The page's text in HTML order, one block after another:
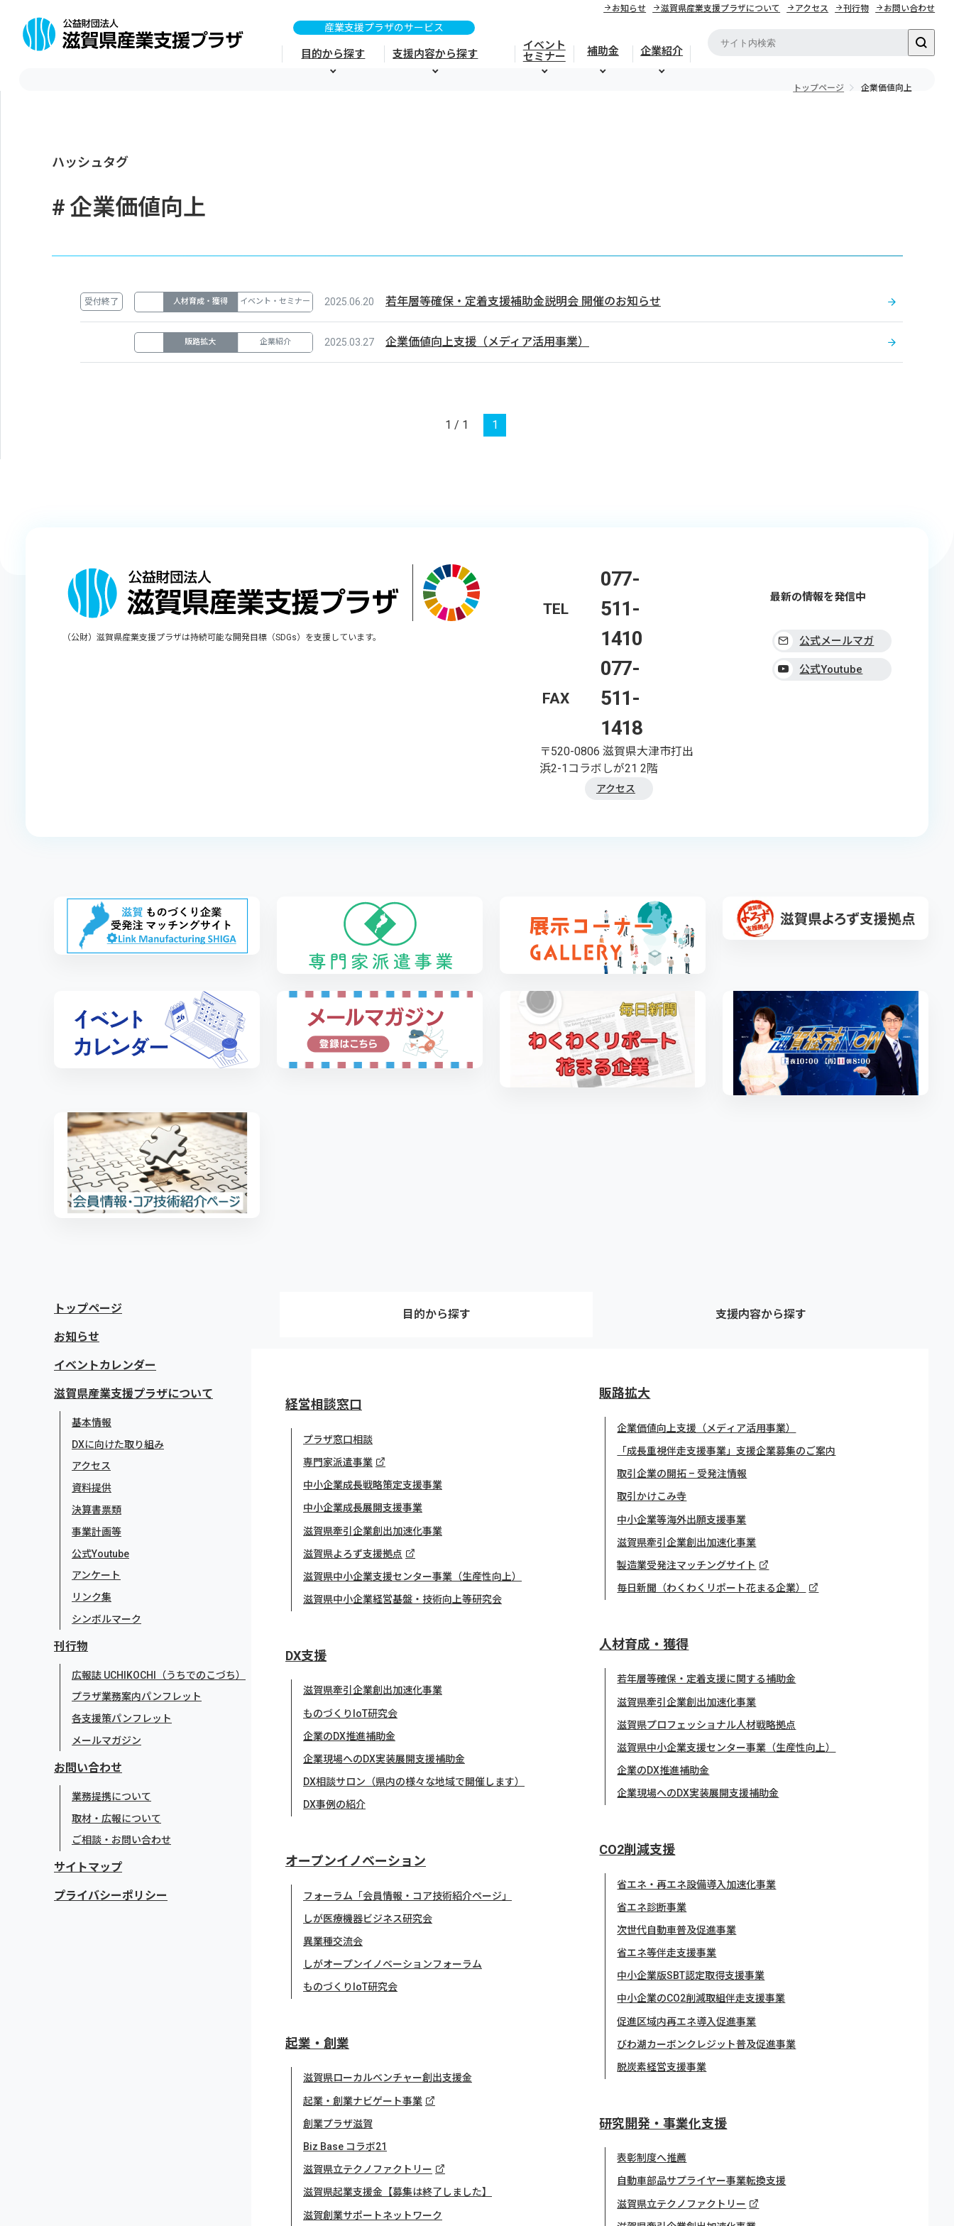
目的から探す 支援内容から探す
イベント
セミナー
補助金 企業紹介
お知らせ 滋賀県産業支援プラザについて アクセス 刊行物 お問い合わせ
トップページ 企業価値向上
ハッシュタグ
企業価値向上
受付終了 人材育成・獲得 イベント・セミナー 2025.06.20 若年層等確保・定着支援補助金説明会 開催のお知らせ
販路拡大 企業紹介 2025.03.27 企業価値向上支援（メディア活用事業）
1 / 1 1
（公財）滋賀県産業支援プラザは持続可能な開発目標（SDGs）を支援しています。
TEL
077-
511-
1410
FAX
077-
511-
1418
〒520-0806 滋賀県大津市打出
浜2-1コラボしが21 2階
アクセス
最新の情報を発信中
公式メールマガ
ジン
公式Youtube
トップページ
お知らせ
イベントカレンダー
滋賀県産業支援プラザについて
基本情報
DXに向けた取り組み
アクセス
資料提供
決算書票類
事業計画等
公式Youtube
アンケート
リンク集
シンボルマーク
刊行物
広報誌 UCHIKOCHI（うちでのこづち）
プラザ業務案内パンフレット
各支援策パンフレット
メールマガジン
お問い合わせ
業務提携について
取材・広報について
ご相談・お問い合わせ
サイトマップ
プライバシーポリシー
目的から探す 支援内容から探す
経営相談窓口
プラザ窓口相談
専門家派遣事業
中小企業成長戦略策定支援事業
中小企業成長展開支援事業
滋賀県牽引企業創出加速化事業
滋賀県よろず支援拠点
滋賀県中小企業支援センター事業（生産性向上）
滋賀県中小企業経営基盤・技術向上等研究会
DX支援
滋賀県牽引企業創出加速化事業
ものづくりIoT研究会
企業のDX推進補助金
企業現場へのDX実装展開支援補助金
DX相談サロン（県内の様々な地域で開催します）
DX事例の紹介
オープンイノベーション
フォーラム「会員情報・コア技術紹介ページ」
しが医療機器ビジネス研究会
異業種交流会
しがオープンイノベーションフォーラム
ものづくりIoT研究会
起業・創業
滋賀県ローカルベンチャー創出支援金
起業・創業ナビゲート事業
創業プラザ滋賀
Biz Base コラボ21
滋賀県立テクノファクトリー
滋賀県起業支援金【募集は終了しました】
滋賀創業サポートネットワーク
販路拡大
企業価値向上支援（メディア活用事業）
「成長重視伴走支援事業」支援企業募集のご案内
取引企業の開拓 – 受発注情報
取引かけこみ寺
中小企業等海外出願支援事業
滋賀県牽引企業創出加速化事業
製造業受発注マッチングサイト
毎日新聞（わくわくリポート花まる企業）
人材育成・獲得
若年層等確保・定着支援に関する補助金
滋賀県牽引企業創出加速化事業
滋賀県プロフェッショナル人材戦略拠点
滋賀県中小企業支援センター事業（生産性向上）
企業のDX推進補助金
企業現場へのDX実装展開支援補助金
CO2削減支援
省エネ・再エネ設備導入加速化事業
省エネ診断事業
次世代自動車普及促進事業
省エネ等伴走支援事業
中小企業版SBT認定取得支援事業
中小企業のCO2削減取組伴走支援事業
促進区域内再エネ導入促進事業
びわ湖カーボンクレジット普及促進事業
脱炭素経営支援事業
研究開発・事業化支援
表彰制度へ推薦
自動車部品サプライヤー事業転換支援
滋賀県立テクノファクトリー